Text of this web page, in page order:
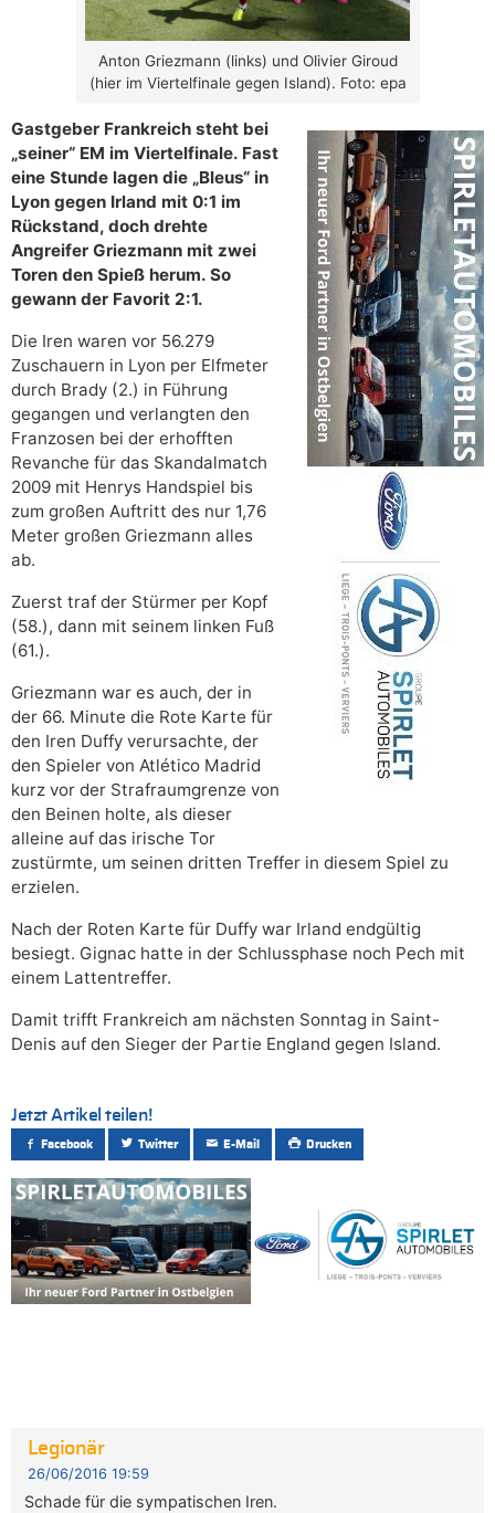
Anton Griezmann (links) und Olivier Giroud
(hier im Viertelfinale gegen Island). Foto: epa
Gastgeber Frankreich steht bei
„seiner“ EM im Viertelfinale. Fast
eine Stunde lagen die „Bleus“ in
Lyon gegen Irland mit 0:1 im
Rückstand, doch drehte
Angreifer Griezmann mit zwei
Toren den Spieß herum. So
gewann der Favorit 2:1.
Die Iren waren vor 56.279
Zuschauern in Lyon per Elfmeter
durch Brady (2.) in Führung
gegangen und verlangten den
Franzosen bei der erhofften
Revanche für das Skandalmatch
2009 mit Henrys Handspiel bis
zum großen Auftritt des nur 1,76
Meter großen Griezmann alles
ab.
Zuerst traf der Stürmer per Kopf
(58.), dann mit seinem linken Fuß
(61.).
Griezmann war es auch, der in
der 66. Minute die Rote Karte für
den Iren Duffy verursachte, der
den Spieler von Atlético Madrid
kurz vor der Strafraumgrenze von
den Beinen holte, als dieser
alleine auf das irische Tor
zustürmte, um seinen dritten Treffer in diesem Spiel zu
erzielen.
Nach der Roten Karte für Duffy war Irland endgültig
besiegt. Gignac hatte in der Schlussphase noch Pech mit
einem Lattentreffer.
Damit trifft Frankreich am nächsten Sonntag in Saint-
Denis auf den Sieger der Partie England gegen Island.
Jetzt Artikel teilen!
Facebook Twitter E-Mail Drucken
Legionär
26/06/2016 19:59
Schade für die sympatischen Iren.